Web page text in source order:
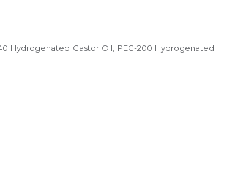
Hydrogenated Castor Oil, PEG-200 Hydrogenated